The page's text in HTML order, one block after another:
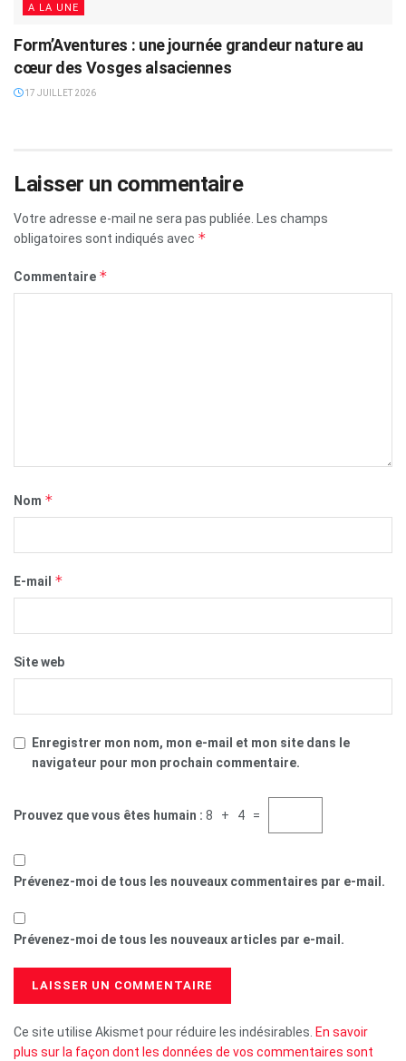
A LA UNE
Form’Aventures : une journée grandeur nature au
cœur des Vosges alsaciennes
17 JUILLET 2026
Laisser un commentaire
Votre adresse e-mail ne sera pas publiée.
Les champs
obligatoires sont indiqués avec *
Commentaire *
Nom *
E-mail *
Site web
Enregistrer mon nom, mon e-mail et mon site dans le
navigateur pour mon prochain commentaire.
Prouvez que vous êtes humain : 8 + 4 =
Prévenez-moi de tous les nouveaux commentaires par e-mail.
Prévenez-moi de tous les nouveaux articles par e-mail.
Ce site utilise Akismet pour réduire les indésirables. En savoir
plus sur la façon dont les données de vos commentaires sont